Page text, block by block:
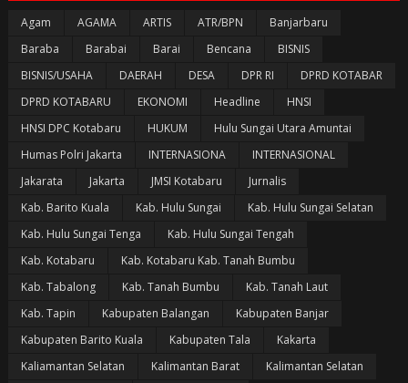
Agam AGAMA ARTIS ATR/BPN
Banjarbaru
Baraba
Barabai Barai Bencana
BISNIS
BISNIS/USAHA
DAERAH DESA DPR RI
DPRD KOTABAR
DPRD KOTABARU
EKONOMI Headline
HNSI
HNSI DPC Kotabaru
HUKUM
Hulu Sungai Utara Amuntai
Humas Polri Jakarta
INTERNASIONA
INTERNASIONAL
Jakarata
Jakarta JMSI Kotabaru
Jurnalis
Kab. Barito Kuala
Kab. Hulu Sungai
Kab. Hulu Sungai Selatan
Kab. Hulu Sungai Tenga
Kab. Hulu Sungai Tengah
Kab. Kotabaru
Kab. Kotabaru Kab. Tanah Bumbu
Kab. Tabalong
Kab. Tanah Bumbu
Kab. Tanah Laut
Kab. Tapin
Kabupaten Balangan
Kabupaten Banjar
Kabupaten Barito Kuala
Kabupaten Tala
Kakarta
Kaliamantan Selatan
Kalimantan Barat
Kalimantan Selatan